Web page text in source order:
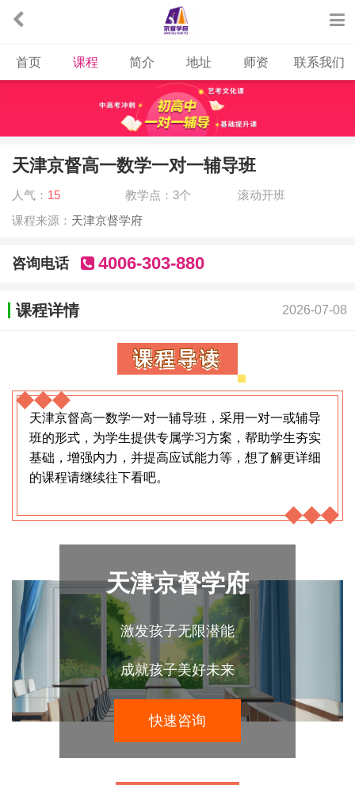
首页 课程 简介 地址 师资 联系我们
天津京督高一数学一对一辅导班
人气： 15 教学点：3个
滚动开班
课程来源： 天津京督学府
咨询电话 4006-303-880
课程详情 2026-07-08
课程导读
天津京督高一数学一对一辅导班，采用一对一或辅导
班的形式，为学生提供专属学习方案，帮助学生夯实
基础，增强内力，并提高应试能力等，想了解更详细
的课程请继续往下看吧。
天津京督学府
激发孩子无限潜能
成就孩子美好未来
快速咨询